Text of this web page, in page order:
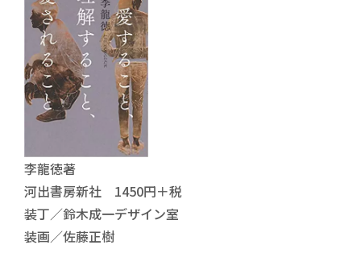
李龍徳著
河出書房新社 1450円＋税
装丁／鈴木成一デザイン室
装画／佐藤正樹